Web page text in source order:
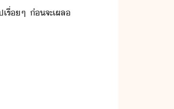
รื่ๆ​ ​่​จะ​เผล​